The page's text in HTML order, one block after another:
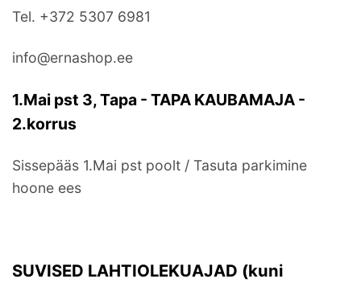
Tel. +372 5307 6981
info@ernashop.ee
1.Mai pst 3, Tapa - TAPA KAUBAMAJA -
2.korrus
Sissepääs 1.Mai pst poolt / Tasuta parkimine
hoone ees
SUVISED LAHTIOLEKUAJAD (kuni